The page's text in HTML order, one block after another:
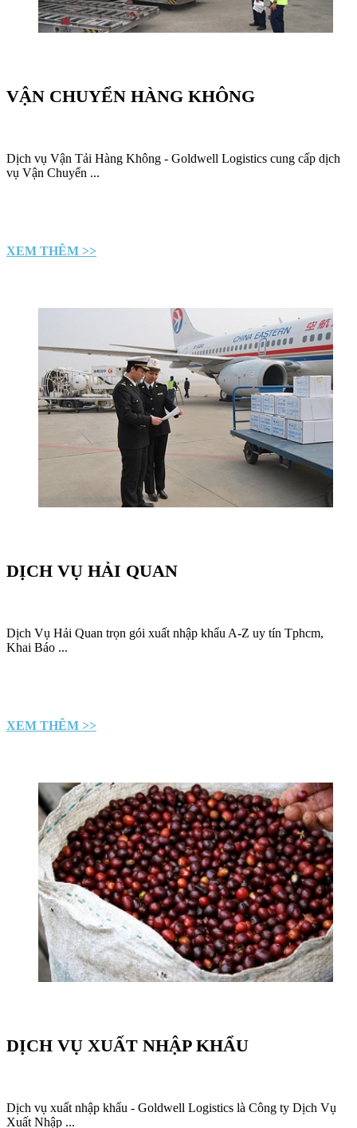
VẬN CHUYỂN HÀNG KHÔNG
Dịch vụ Vận Tải Hàng Không - Goldwell Logistics cung cấp dịch
vụ Vận Chuyển ...
XEM THÊM >>
DỊCH VỤ HẢI QUAN
Dịch Vụ Hải Quan trọn gói xuất nhập khẩu A-Z uy tín Tphcm,
Khai Báo ...
XEM THÊM >>
DỊCH VỤ XUẤT NHẬP KHẨU
Dịch vụ xuất nhập khẩu - Goldwell Logistics là Công ty Dịch Vụ
Xuất Nhập ...